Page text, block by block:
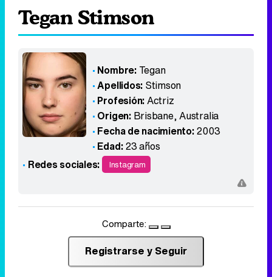
Tegan Stimson
Nombre: Tegan
Apellidos: Stimson
Profesión:Actriz
Origen: Brisbane,Australia
Fecha de nacimiento:2003
Edad:23 años
Redes sociales:
Instagram
Comparte:
Registrarse y Seguir